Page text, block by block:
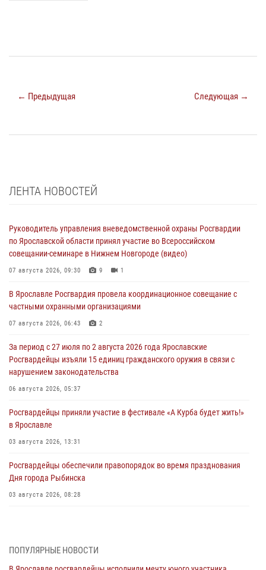
← Предыдущая Следующая →
ЛЕНТА НОВОСТЕЙ
Руководитель управления вневедомственной охраны Росгвардии
по Ярославской области принял участие во Всероссийском
совещании-семинаре в Нижнем Новгороде (видео)
07 августа 2026, 09:30 9 1
В Ярославле Росгвардия провела координационное совещание с
частными охранными организациями
07 августа 2026, 06:43 2
За период с 27 июля по 2 августа 2026 года Ярославские
Росгвардейцы изъяли 15 единиц гражданского оружия в связи с
нарушением законодательства
06 августа 2026, 05:37
Росгвардейцы приняли участие в фестивале «А Курба будет жить!»
в Ярославле
03 августа 2026, 13:31
Росгвардейцы обеспечили правопорядок во время празднования
Дня города Рыбинска
03 августа 2026, 08:28
03 августа 2026, 07:24
ПОПУЛЯРНЫЕ НОВОСТИ